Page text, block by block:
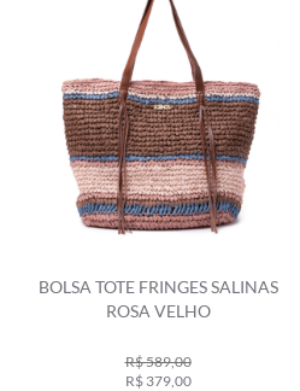
BOLSA TOTE FRINGES SALINAS
ROSA VELHO
R$ 589,00
R$ 379,00